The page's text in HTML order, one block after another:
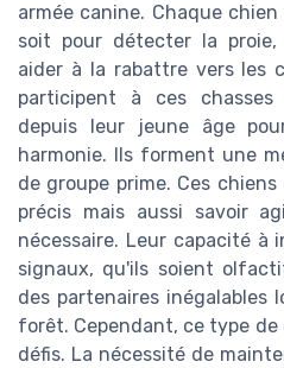
armée canine. Chaque
soit pour détecter la
aider à la rabattre vers les
participent à ces
depuis leur jeune âge
harmonie. Ils forment une
de groupe prime. Ces
précis mais aussi savoir
nécessaire. Leur capacité à
signaux, qu'ils soient
des partenaires inégalables
forêt. Cependant, ce type
défis. La nécessité de